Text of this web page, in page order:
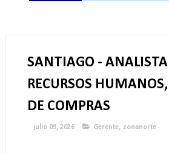
SANTIAGO - ANALISTA
RECURSOS
DE COMPRAS
julio 09, 2026 Gerente, zonanorte